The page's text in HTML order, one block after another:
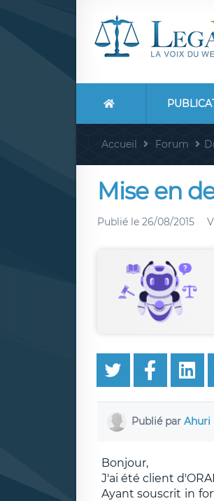
Accueil Forum
Mise en
Publié le 26/08/2015
Publié par Ahuri
Bonjour,
J'ai été client
Ayant souscrit in